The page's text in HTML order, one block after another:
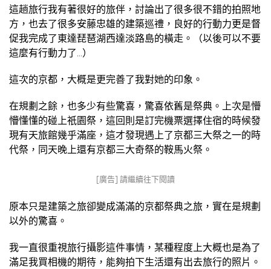
這趟旅行我有著很好的旅伴，討論出了很多很不錯的拍照地
方，也去了很多安藤忠雄的建築巡禮，良好的行動力更是督
促我完成了東達琵琶湖西達淡路島的橫走。（以後可以不要
這麼有行動力了…）
這次的京都，大概是更完善了我對她的印象。
在規劃之餘，也多少有些驚喜，驚喜依舊是祭典。上次是懵
懵懂懂的碰上祇園祭，這回則是訂完機票選擇住宿的時候發
現有天旅館幾乎滿座，這才發現遇上了京都三大祭之一的時
代祭，同天晚上還有京都三大奇祭的鞍馬火祭。
[廣告] 請繼續往下閱讀
原本只是建築之旅卻變成滿滿的京都祭典之旅，實在是規劃
以外的驚喜。
我一直很重視旅行攝影這件事情，某種程度上大概也是為了
滿足我買相機的期待，能夠拍下生活還有出去旅行的照片。